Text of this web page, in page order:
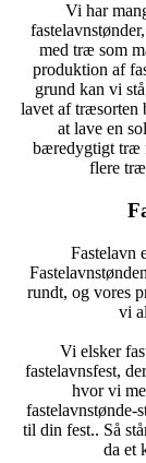
Vi har
med træ som
produktion af
grund kan vi
lavet af træsorten
at lave en
bæredygtigt træ
flere
Fastelavn
rundt, og vores
vi
Vi elsker
fastelavnsfest,
hvor vi
fastelavnstønde-
til din fest.. Så
da et